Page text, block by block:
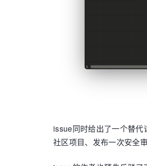
issue同时给出了一个替
社区项目、发布一次安全